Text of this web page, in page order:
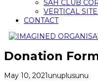
SAH CLUB
VERTICAL
CONTACT
Donation
May 10, 2021unuplusunu